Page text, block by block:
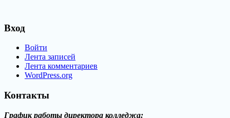
Вход
Войти
Лента записей
Лента комментариев
WordPress.org
Контакты
График работы директора колледжа: